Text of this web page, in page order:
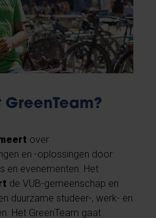
over
en -oplossingen door
en evenementen. Het
de VUB-gemeenschap en
duurzame studeer-, werk- en
Het GreenTeam gaat